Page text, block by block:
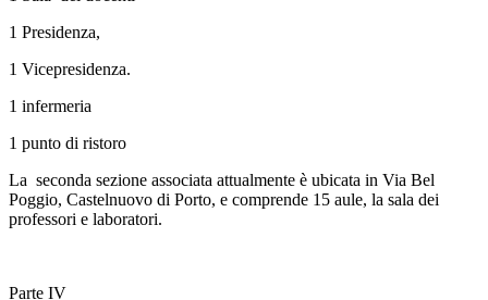
1 Presidenza,
1 Vicepresidenza.
1 infermeria
1 punto di ristoro
La seconda sezione associata attualmente è ubicata in Via Bel
Poggio, Castelnuovo di Porto, e comprende 15 aule, la sala dei
professori e laboratori.
Parte IV